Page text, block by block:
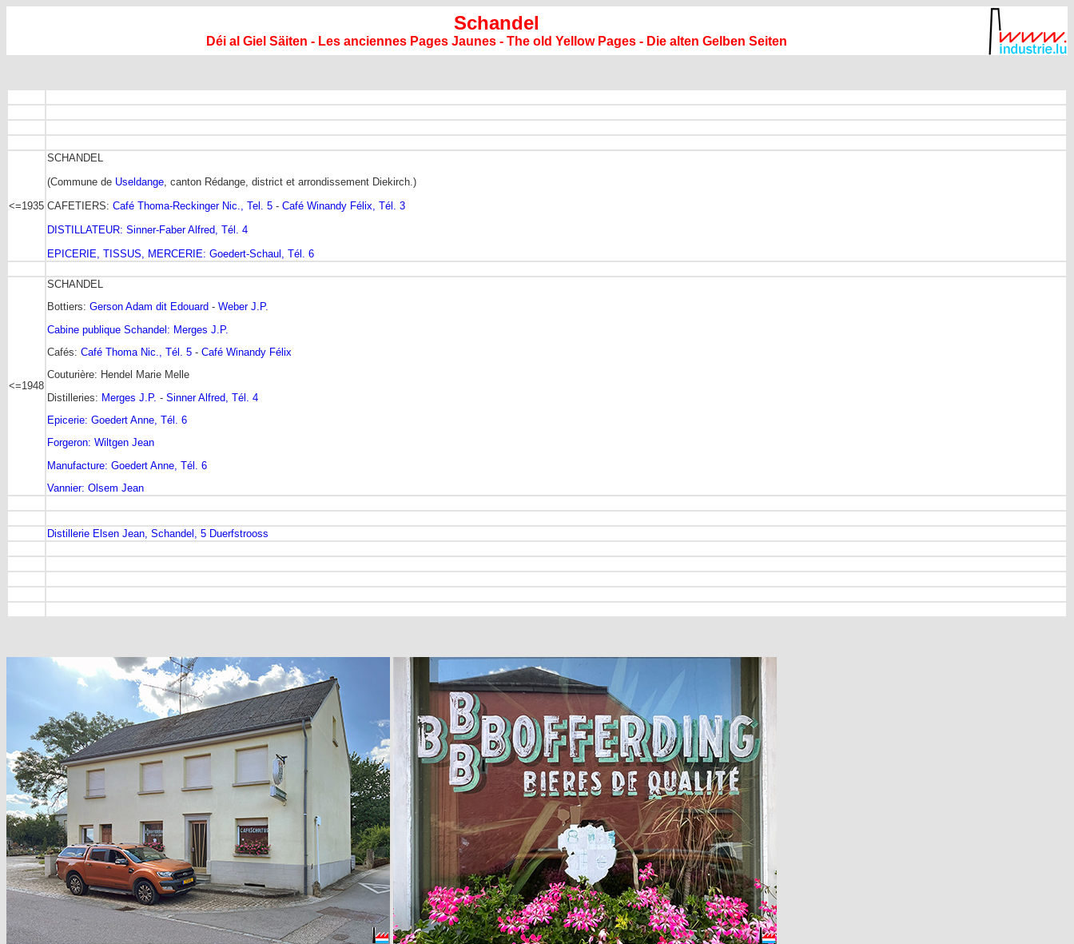
Schandel
Déi al Giel Säiten - Les anciennes Pages Jaunes - The old Yellow Pages - Die alten Gelben Seiten
<=1935
SCHANDEL
(Commune de Useldange, canton Rédange, district et arrondissement Diekirch.)
CAFETIERS: Café Thoma-Reckinger Nic., Tel. 5 - Café Winandy Félix, Tél. 3
DISTILLATEUR: Sinner-Faber Alfred, Tél. 4
EPICERIE, TISSUS, MERCERIE: Goedert-Schaul, Tél. 6
<=1948
SCHANDEL
Bottiers: Gerson Adam dit Edouard - Weber J.P.
Cabine publique Schandel: Merges J.P.
Cafés: Café Thoma Nic., Tél. 5 - Café Winandy Félix
Couturière: Hendel Marie Melle
Distilleries: Merges J.P. - Sinner Alfred, Tél. 4
Epicerie: Goedert Anne, Tél. 6
Forgeron: Wiltgen Jean
Manufacture: Goedert Anne, Tél. 6
Vannier: Olsem Jean
Distillerie Elsen Jean, Schandel, 5 Duerfstrooss